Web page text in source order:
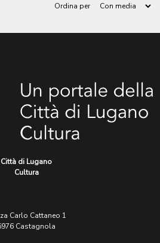
Ordina per
Città di Lugano
Cultura
Carlo Cattaneo 1
Castagnola